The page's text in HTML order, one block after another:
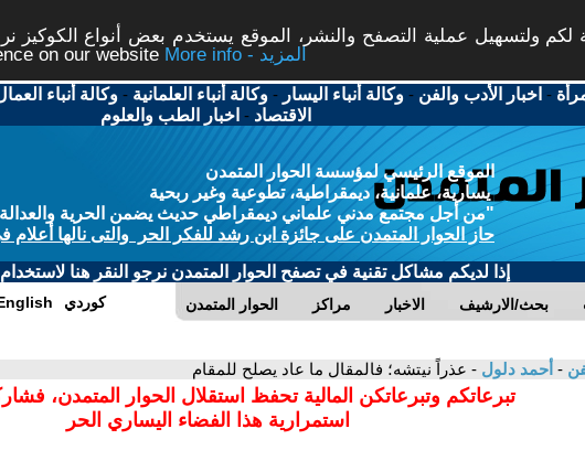
ولتسهيل عملية التصفح والنشر، الموقع يستخدم بعض أنواع الكوكيز
on our website
More info - المزيد
- اخبار الأدب والفن -وكالة أنباء اليسار -وكالة أنباء العلمانية -وكالة أنباء
الاقتصاد - اخبار الطب والعلوم
الموقع الرئيسي لمؤسسة الحوار المتمدن
يسارية، علمانية، ديمقراطية، تطوعية وغير ربحية
"من أجل مجتمع مدني علماني ديمقراطي حديث يضمن الحرية والعدالة
حاز الحوار المتمدن على جائزة ابن رشد للفكر الحر والتى نالها أعلام
إذا لديكم مشاكل تقنية في تصفح الحوار المتمدن نرجو النقر هنا لاستخدام
الحوار المتمدن مراكز الاخبار بحث/الارشيف كوردي
- أحمد دلول - عذراً نيتشه؛ فالمقال ما عاد يصلح للمقام
تبرعاتكم وتبرعاتكن المالية تحفظ استقلال الحوار المتمدن،
استمرارية هذا الفضاء اليساري الحر